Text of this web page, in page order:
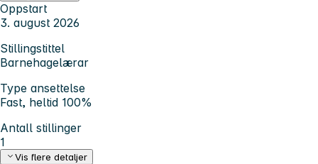
Oppstart
3. august 2026
Stillingstittel
Barnehagelærar
Type ansettelse
Fast, heltid 100%
Antall stillinger
1
Vis flere detaljer